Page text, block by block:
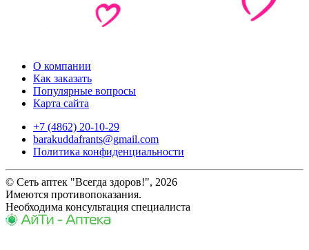
О компании
Как заказать
Популярные вопросы
Карта сайта
+7 (4862) 20-10-29
barakuddafrants@gmail.com
Политика конфиденциальности
© Сеть аптек "Всегда здоров!", 2026
Имеются противопоказания.
Необходима консультация специалиста